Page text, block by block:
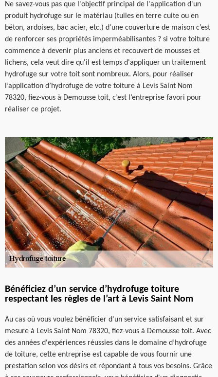
Ne savez-vous pas que l'objectif principal de l'application d'un
produit hydrofuge sur le matériau (tuiles en terre cuite ou en
béton, ardoises, bac acier, etc.) d'une couverture de maison c’est
de renforcer ses propriétés imperméabilisantes ? si votre toiture
commence à devenir plus anciens et recouvert de mousses et
lichens, cela veut dire qu'il est temps d'appliquer un traitement
hydrofuge sur votre toit sont nombreux. Alors, pour réaliser
l’application d’hydrofuge de votre toiture à Levis Saint Nom
78320, fiez-vous à Demousse toit, c’est l’entreprise favori pour
réaliser ce projet.
Bénéficiez d’un service d’hydrofuge toiture
respectant les règles de l’art à Levis Saint Nom
Au cas où vous voulez bénéficier d'un service satisfaisant et sur
mesure à Levis Saint Nom 78320, fiez-vous à Demousse toit. Avec
des années d'expériences réussies dans le domaine d’hydrofuge
de toiture, cette entreprise est capable de vous fournir une
prestation selon vos désirs et répondant à tous vos besoins. Grâce